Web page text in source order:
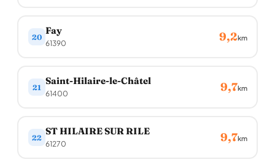
20
Fay
61390 9,2km
21
Saint-Hilaire-le-Châtel
61400 9,7km
22
ST HILAIRE SUR RILE
61270 9,7km